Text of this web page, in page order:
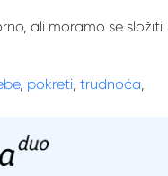
ali moramo se složiti
, pokreti, trudnoća,